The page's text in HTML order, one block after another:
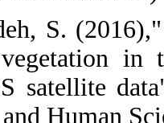
30.
drought on
using MODIS
of Literature